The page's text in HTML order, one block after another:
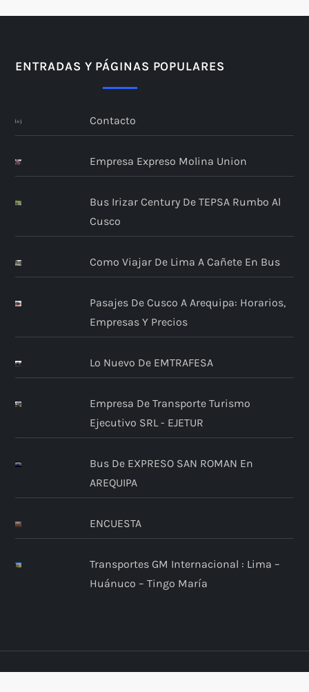
n
c
i
ó
d
n
a
ENTRADAS Y PÁGINAS POPULARES
Contacto
Empresa Expreso Molina Union
Bus Irizar Century De TEPSA Rumbo Al
Cusco
Como Viajar De Lima A Cañete En Bus
Pasajes De Cusco A Arequipa: Horarios,
Empresas Y Precios
Lo Nuevo De EMTRAFESA
Empresa De Transporte Turismo
Ejecutivo SRL - EJETUR
Bus De EXPRESO SAN ROMAN En
AREQUIPA
ENCUESTA
Transportes GM Internacional : Lima –
Huánuco – Tingo María